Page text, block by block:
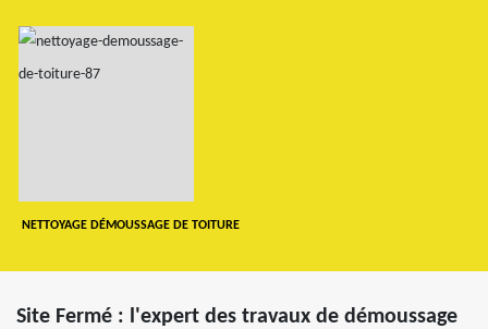
NETTOYAGE DÉMOUSSAGE DE TOITURE
Site Fermé : l'expert des travaux de démoussage